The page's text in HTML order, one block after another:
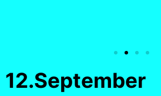
12.September